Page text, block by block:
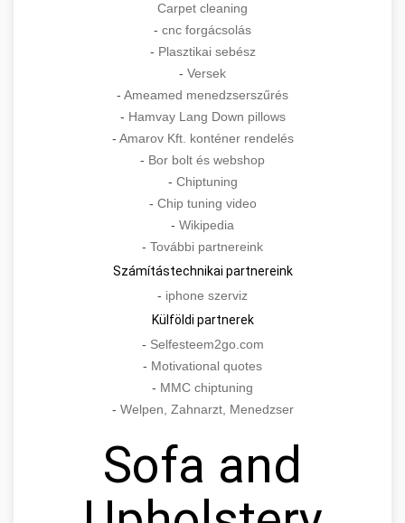
Carpet cleaning
- cnc forgácsolás
- Plasztikai sebész
- Versek
- Ameamed menedzserszűrés
- Hamvay Lang Down pillows
- Amarov Kft. konténer rendelés
- Bor bolt és webshop
- Chiptuning
- Chip tuning video
- Wikipedia
- További partnereink
Számítástechnikai partnereink
- iphone szerviz
Külföldi partnerek
- Selfesteem2go.com
- Motivational quotes
- MMC chiptuning
- Welpen, Zahnarzt, Menedzser
Sofa and